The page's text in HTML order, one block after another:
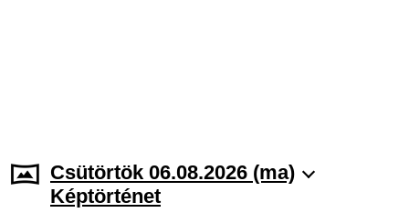
Csütörtök 06.08.2026 (ma)
Képtörténet